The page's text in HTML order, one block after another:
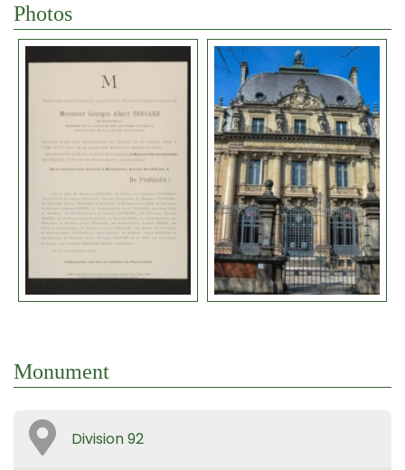
Photos
Monument
Division 92